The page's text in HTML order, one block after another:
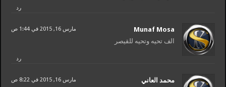
رد
Munaf Mosa مارس 16, 2015 في 1:44 ص
الف تحيه وتحيه للقيصر
رد
محمد العاني مارس 16, 2015 في 8:22 ص